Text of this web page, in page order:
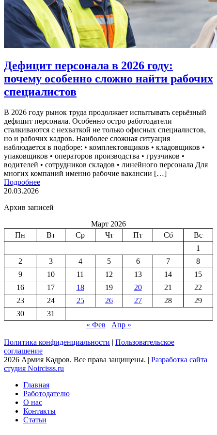
Дефицит персонала в 2026 году:
почему особенно сложно найти рабочих
специалистов
В 2026 году рынок труда продолжает испытывать серьёзный
дефицит персонала. Особенно остро работодатели
сталкиваются с нехваткой не только офисных специалистов,
но и рабочих кадров. Наиболее сложная ситуация
наблюдается в подборе: • комплектовщиков • кладовщиков •
упаковщиков • операторов производства • грузчиков •
водителей • сотрудников складов • линейного персонала Для
многих компаний именно рабочие вакансии […]
Подробнее
20.03.2026
Архив записей
Март 2026
Пн
Вт Ср Чт Пт Сб
Вс
1
2
3 4 5 6 7
8
9
10 11 12 13 14
15
16
17 18 19 20 21
22
23
24 25 26 27 28
29
30
31
« Фев
Апр »
Политика конфиденциальности | Пользовательское
соглашение
2026 Армия Кадров. Все права защищены. | Разработка сайта
студия Noircisss.ru
Главная
Работодателю
О нас
Контакты
Статьи